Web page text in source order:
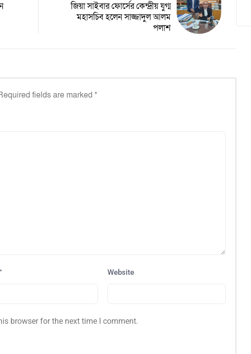
জিয়া সাইবার ফোর্সের কেন্দ্রীয় যুগ্ম
মহাসচিব হলেন সাজ্জাদুল আলম
পলাশ
fields are marked *
* Website
browser for the next time I comment.